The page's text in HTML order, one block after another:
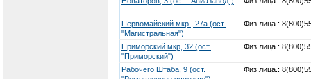
Первомайский мкр., 27а (ост.
"Магистральная")
Физ.лица.:
Приморский мкр, 32 (ост.
"Приморский")
Физ.лица.:
Рабочего Штаба, 9 (ост.
Физ.лица.: